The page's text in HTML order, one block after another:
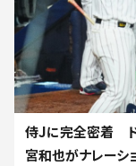
侍Jに完全密着
宮和也がナレーシ